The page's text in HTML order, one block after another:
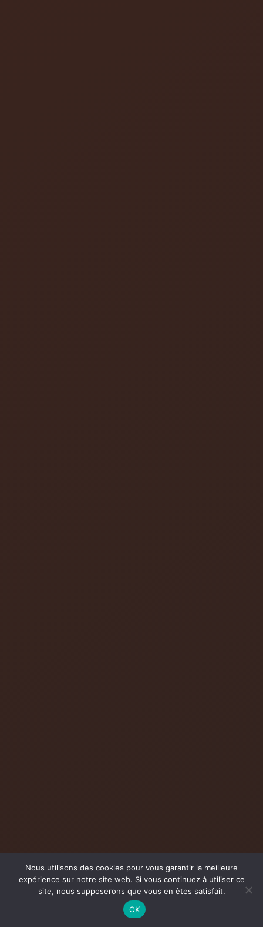
Nous utilisons des cookies pour vous garantir la meilleure
expérience sur notre site web. Si vous continuez à utiliser ce
site, nous supposerons que vous en êtes satisfait.
OK